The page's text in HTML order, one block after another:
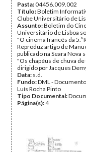
Pasta:04456.009.002
Título:Boletim
Clube Universitário de
Assunto:Boletim do
Universitário de Lisboa
"O cinema francês da 5.ª
Reproduz artigo de
publicado na Seara Nova
"Os chapéus de chuva
dirigido por Jacques
Data: s.d.
Fundo:DML -
Luís Rocha Pinto
Tipo Documental:
Página(s):4